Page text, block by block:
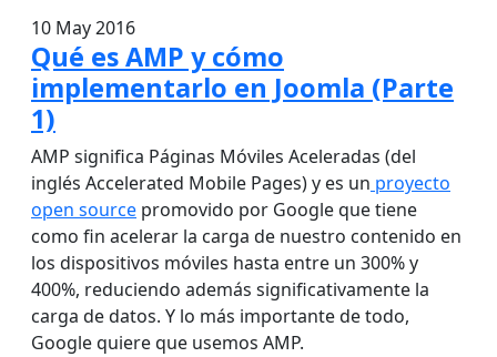
10 May 2016
Qué es AMP y cómo
implementarlo en Joomla (Parte
1)
AMP significa Páginas Móviles Aceleradas (del
inglés Accelerated Mobile Pages) y es un proyecto
open source promovido por Google que tiene
como fin acelerar la carga de nuestro contenido en
los dispositivos móviles hasta entre un 300% y
400%, reduciendo además significativamente la
carga de datos. Y lo más importante de todo,
Google quiere que usemos AMP.